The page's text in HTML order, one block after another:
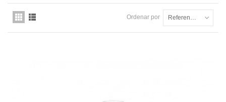
Ordenar por Referencia: la más baja primero